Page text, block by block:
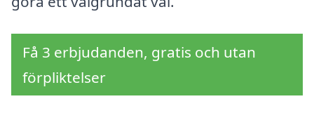
Få 3 erbjudanden, gratis och utan
förpliktelser